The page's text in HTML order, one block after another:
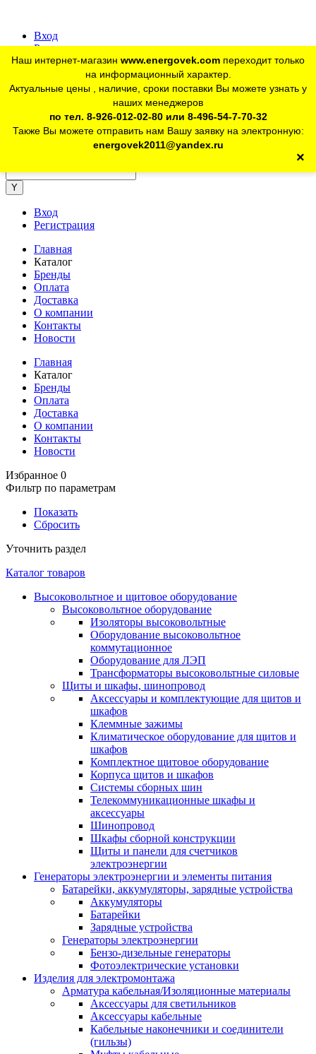
Вход
Регистрация
Для юр. лиц:+7 (926) 012-02-80
telegram Розничный магазин:+7 (925) 902-46-10
Наш интернет-магазин www.energovek.com переходит только
на информационный характер.
Актуальные цены , наличие, сроки поставки Вы можете узнать у
наших менеджеров
по тел. 8-926-012-02-80 или 8-496-54-7-70-32
Также Вы можете отправить нам Вашу заявку на электронную:
energovek2011@yandex.ru
×
Вход
Регистрация
Главная
Каталог
Бренды
Оплата
Доставка
О компании
Контакты
Новости
Главная
Каталог
Бренды
Оплата
Доставка
О компании
Контакты
Новости
Избранное 0
Фильтр по параметрам
Показать
Сбросить
Уточнить раздел
Каталог товаров
Высоковольтное и щитовое оборудование
Высоковольтное оборудование
Изоляторы высоковольтные
Оборудование высоковольтное
коммутационное
Оборудование для ЛЭП
Трансформаторы высоковольтные силовые
Щиты и шкафы, шинопровод
Аксессуары и комплектующие для щитов и
шкафов
Клеммные зажимы
Климатическое оборудование для щитов и
шкафов
Комплектное щитовое оборудование
Корпуса щитов и шкафов
Системы сборных шин
Телекоммуникационные шкафы и
аксессуары
Шинопровод
Шкафы сборной конструкции
Щиты и панели для счетчиков
электроэнергии
Генераторы электроэнергии и элементы питания
Батарейки, аккумуляторы, зарядные устройства
Аккумуляторы
Батарейки
Зарядные устройства
Генераторы электроэнергии
Бензо-дизельные генераторы
Фотоэлектрические установки
Изделия для электромонтажа
Арматура кабельная/Изоляционные материалы
Аксессуары для светильников
Аксессуары кабельные
Кабельные наконечники и соединители
(гильзы)